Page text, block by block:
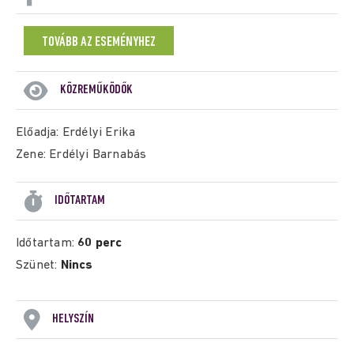
TOVÁBB AZ ESEMÉNYHEZ
KÖZREMŰKÖDŐK
Előadja: Erdélyi Erika
Zene: Erdélyi Barnabás
IDŐTARTAM
Időtartam: 60 perc
Szünet: Nincs
HELYSZÍN